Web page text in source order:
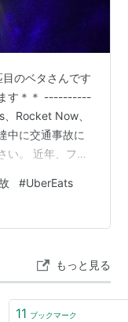
のベタさんです
ます＊＊ ----------
Rocket Now、
中に交通事故に
い。 近年、フー
事故も増えて
しながら走行
、身体の痛みだ
#UberEats
もっと見る
11 ブックマーク